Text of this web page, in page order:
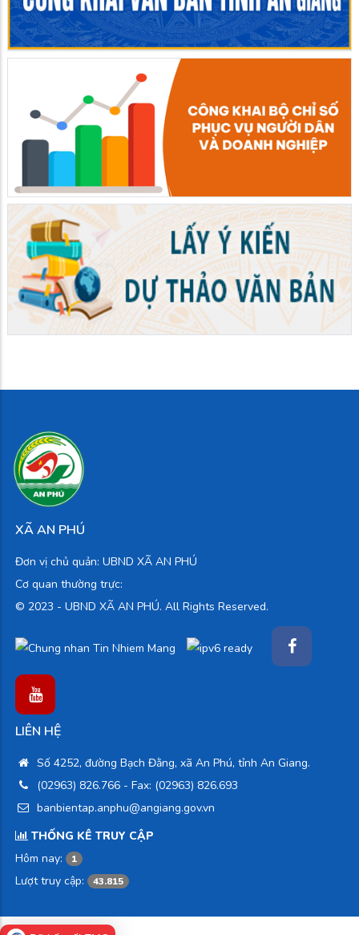
XÃ AN PHÚ
Đơn vị chủ quản: UBND XÃ AN PHÚ
Cơ quan thường trực:
© 2023 - UBND XÃ AN PHÚ. All Rights Reserved.
LIÊN HỆ
Số 4252, đường Bạch Đằng, xã An Phú, tỉnh An Giang.
(02963) 826.766 - Fax: (02963) 826.693
banbientap.anphu@angiang.gov.vn
THỐNG KÊ TRUY CẬP
Hôm nay:
1
Lượt truy cập: 43.815